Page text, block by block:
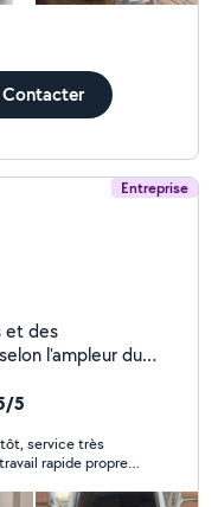
Contacter
Entreprise
et des
l'ampleur du
complète
menuiserie,
5
service très
rapide propre